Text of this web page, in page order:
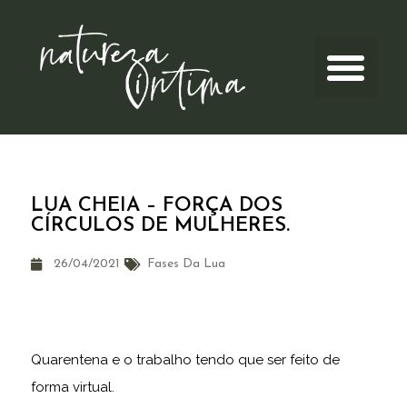
LUA CHEIA – FORÇA DOS
CÍRCULOS DE MULHERES.
26/04/2021 Fases Da Lua
Quarentena e o trabalho tendo que ser feito de
forma virtual.